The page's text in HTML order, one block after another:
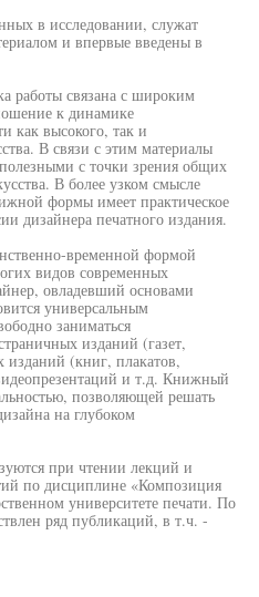
в исследовании, служат
и впервые введены в
работы связана с широким
к динамике
как высокого, так и
В связи с этим материалы
с точки зрения общих
В более узком смысле
формы имеет практическое
дизайнера печатного издания.
временной формой
видов современных
овладевший основами
универсальным
заниматься
изданий (газет,
изданий (книг, плакатов,
и т.д. Книжный
позволяющей решать
на глубоком
при чтении лекций и
по дисциплине «Композиция
университете печати. По
ряд публикаций, в т.ч. -